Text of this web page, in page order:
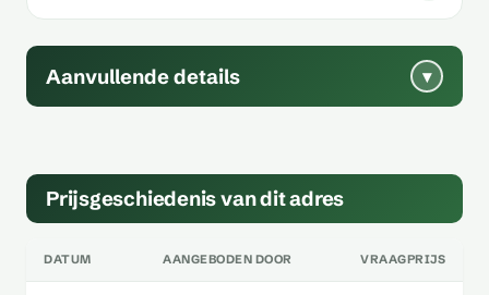
Aanvullende details ▾
Prijsgeschiedenis van dit adres
DATUM AANGEBODEN DOOR VRAAGPRIJS